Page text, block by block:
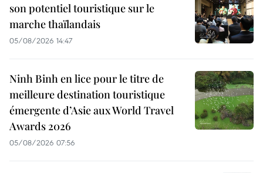
son potentiel touristique sur le
marche thaïlandais
05/08/2026 14:47
Ninh Binh en lice pour le titre de
meilleure destination touristique
émergente d’Asie aux World Travel
Awards 2026
05/08/2026 07:56